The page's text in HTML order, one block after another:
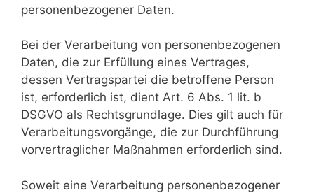
personenbezogener Daten.
Bei der Verarbeitung von personenbezogenen
Daten, die zur Erfüllung eines Vertrages,
dessen Vertragspartei die betroffene Person
ist, erforderlich ist, dient Art. 6 Abs. 1 lit. b
DSGVO als Rechtsgrundlage. Dies gilt auch für
Verarbeitungsvorgänge, die zur Durchführung
vorvertraglicher Maßnahmen erforderlich sind.
Soweit eine Verarbeitung personenbezogener